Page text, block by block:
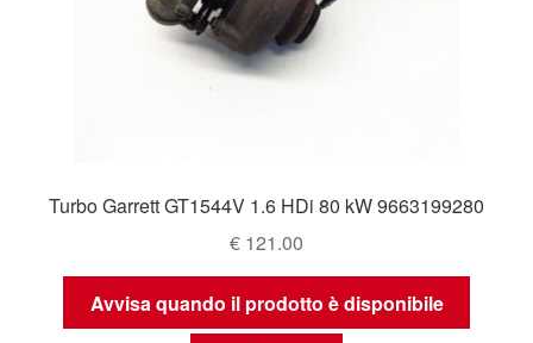
Turbo Garrett GT1544V 1.6 HDi 80 kW 9663199280
€ 121.00
Avvisa quando il prodotto è disponibile